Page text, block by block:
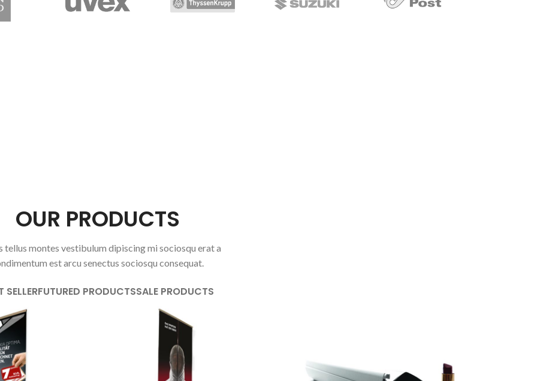
OUR PRODUCTS
tellus montes vestibulum dipiscing mi sociosqu erat a
est arcu senectus sociosqu consequat.
SELLERFUTURED PRODUCTSSALE PRODUCTS